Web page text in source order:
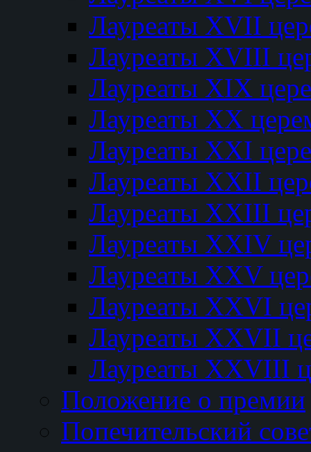
Лауреаты XVII
Лауреаты XVIII
Лауреаты XIX
Лауреаты XX
Лауреаты XXI
Лауреаты XXII
Лауреаты XXIII
Лауреаты XXIV
Лауреаты XXV
Лауреаты XXVI
Лауреаты XXVII
Лауреаты XXVIII
Положение о премии
Попечительский